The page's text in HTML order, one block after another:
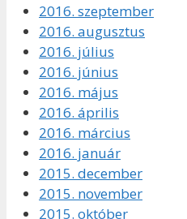
2016. szeptember
2016. augusztus
2016. július
2016. június
2016. május
2016. április
2016. március
2016. január
2015. december
2015. november
2015. október